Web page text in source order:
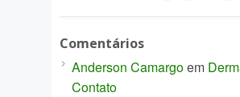
Comentários
Anderson Camargoem
Contato